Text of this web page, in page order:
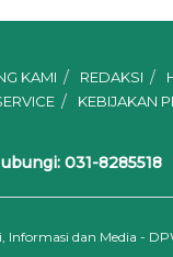
KAMI REDAKSI
KEBIJAKAN
031-8285518
Informasi dan Media -